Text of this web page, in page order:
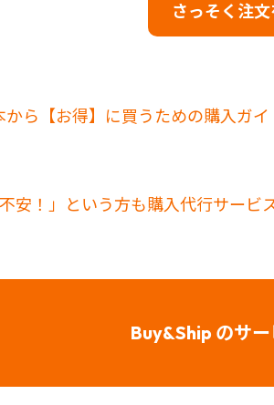
さっそく注
から【お得】に買うための購入ガ
安！」という方も購入代行サービ
Buy&Ship のサ